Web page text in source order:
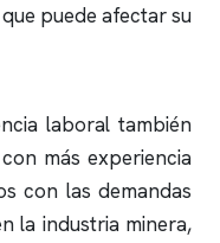
puede afectar su
laboral también
más experiencia
con las demandas
la industria minera,